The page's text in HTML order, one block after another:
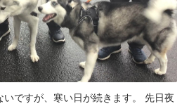
いですが、寒い日が続きます。 先日夜